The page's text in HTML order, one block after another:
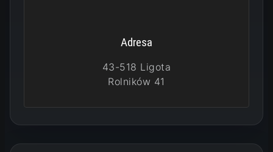
Adresa
43-518 Ligota
Rolników 41